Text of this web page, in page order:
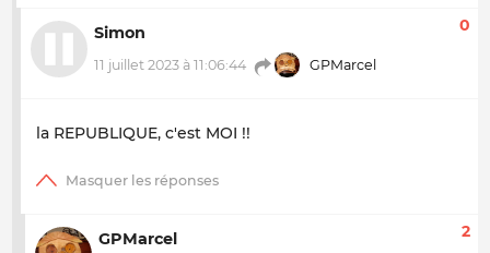
Simon
11 juillet 2023 à 11:06:44 GPMarcel
0
la REPUBLIQUE, c'est MOI !!
GPMarcel 2